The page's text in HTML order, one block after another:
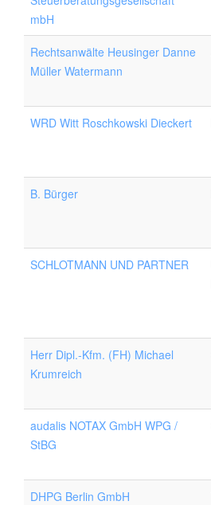
mbH
Rechtsanwälte Heusinger Danne
Müller Watermann
WRD Witt Roschkowski Dieckert
B. Bürger
SCHLOTMANN UND PARTNER
Herr Dipl.-Kfm. (FH) Michael
Krumreich
audalis NOTAX GmbH WPG /
StBG
DHPG Berlin GmbH